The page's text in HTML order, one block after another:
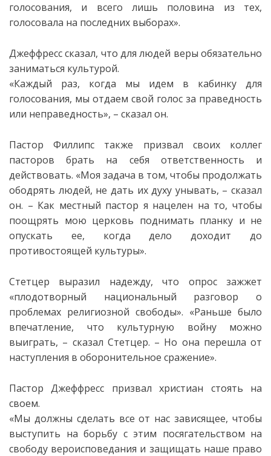
голосования, и всего лишь половина из тех,
голосовала на последних выборах».
Джеффресс сказал, что для людей веры обязательно
заниматься культурой.
«Каждый раз, когда мы идем в кабинку для
голосования, мы отдаем свой голос за праведность
или неправедность», – сказал он.
Пастор Филлипс также призвал своих коллег
пасторов брать на себя ответственность и
действовать. «Моя задача в том, чтобы продолжать
ободрять людей, не дать их духу унывать, – сказал
он. – Как местный пастор я нацелен на то, чтобы
поощрять мою церковь поднимать планку и не
опускать ее, когда дело доходит до
противостоящей культуры».
Стетцер выразил надежду, что опрос зажжет
«плодотворный национальный разговор о
проблемах религиозной свободы». «Раньше было
впечатление, что культурную войну можно
выиграть, – сказал Стетцер. – Но она перешла от
наступления в оборонительное сражение».
Пастор Джеффресс призвал христиан стоять на
своем.
«Мы должны сделать все от нас зависящее, чтобы
выступить на борьбу с этим посягательством на
свободу вероисповедания и защищать наше право